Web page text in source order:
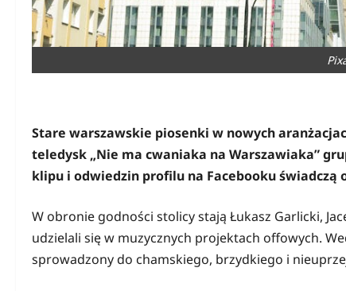
Stare warszawskie piosenki w nowych
teledysk „Nie ma cwaniaka na Warszawiaka”
klipu i odwiedzin profilu na Facebooku świadczą
W obronie godności stolicy stają Łukasz Garlicki,
udzielali się w muzycznych projektach offowych.
sprowadzony do chamskiego, brzydkiego i